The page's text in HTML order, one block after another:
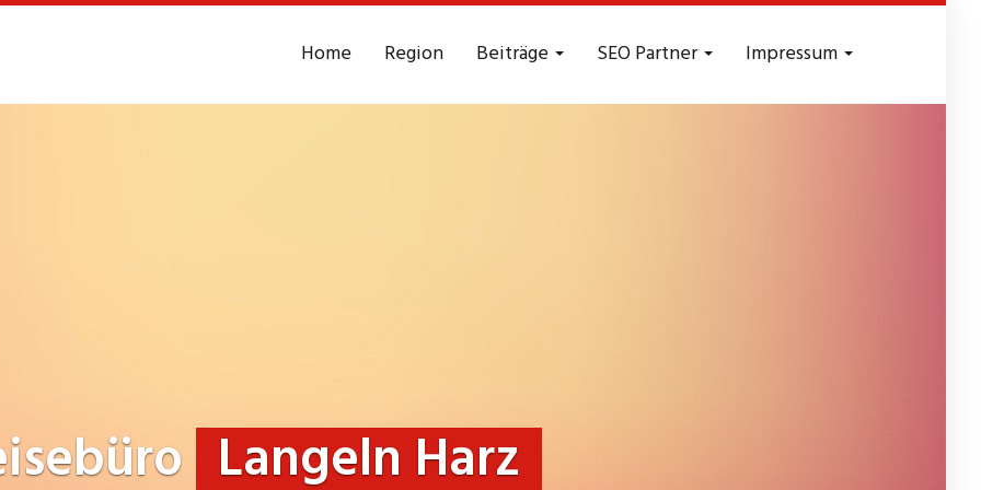
Home Region Beiträge SEO Partner Impressum
Langeln Harz